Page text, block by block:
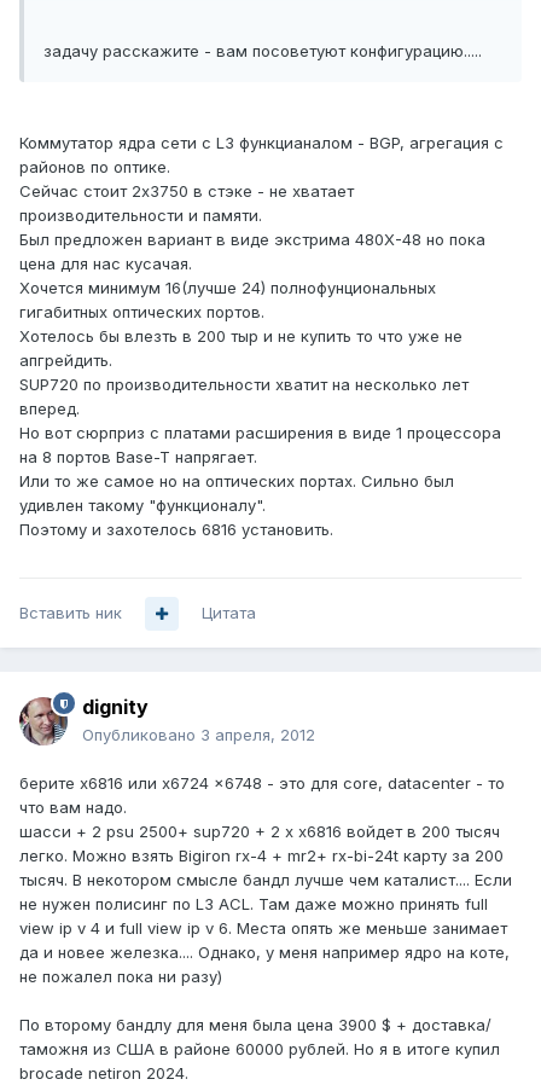
задачу расскажите - вам посоветуют конфигурацию.....
Коммутатор ядра сети с L3 функцианалом - BGP, агрегация с
районов по оптике.
Сейчас стоит 2х3750 в стэке - не хватает
производительности и памяти.
Был предложен вариант в виде экстрима 480Х-48 но пока
цена для нас кусачая.
Хочется минимум 16(лучше 24) полнофунциональных
гигабитных оптических портов.
Хотелось бы влезть в 200 тыр и не купить то что уже не
апгрейдить.
SUP720 по производительности хватит на несколько лет
вперед.
Но вот сюрприз с платами расширения в виде 1 процессора
на 8 портов Base-T напрягает.
Или то же самое но на оптических портах. Сильно был
удивлен такому "функционалу".
Поэтому и захотелось 6816 установить.
Вставить ник Цитата
dignity
Опубликовано 3 апреля, 2012
берите x6816 или x6724 x6748 - это для core, datacenter - то
что вам надо.
шасси + 2 psu 2500+ sup720 + 2 x x6816 войдет в 200 тысяч
легко. Можно взять Bigiron rx-4 + mr2+ rx-bi-24t карту за 200
тысяч. В некотором смысле бандл лучше чем каталист.... Если
не нужен полисинг по L3 ACL. Там даже можно принять full
view ip v 4 и full view ip v 6. Места опять же меньше занимает
да и новее железка.... Однако, у меня например ядро на коте,
не пожалел пока ни разу)
По второму бандлу для меня была цена 3900 $ + доставка/
таможня из США в районе 60000 рублей. Но я в итоге купил
brocade netiron 2024.